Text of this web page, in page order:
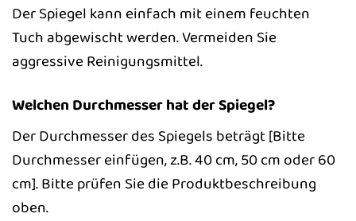
Der Spiegel kann einfach mit einem feuchten
Tuch abgewischt werden. Vermeiden Sie
aggressive Reinigungsmittel.
Welchen Durchmesser hat der Spiegel?
Der Durchmesser des Spiegels beträgt [Bitte
Durchmesser einfügen, z.B. 40 cm, 50 cm oder 60
cm]. Bitte prüfen Sie die Produktbeschreibung
oben.